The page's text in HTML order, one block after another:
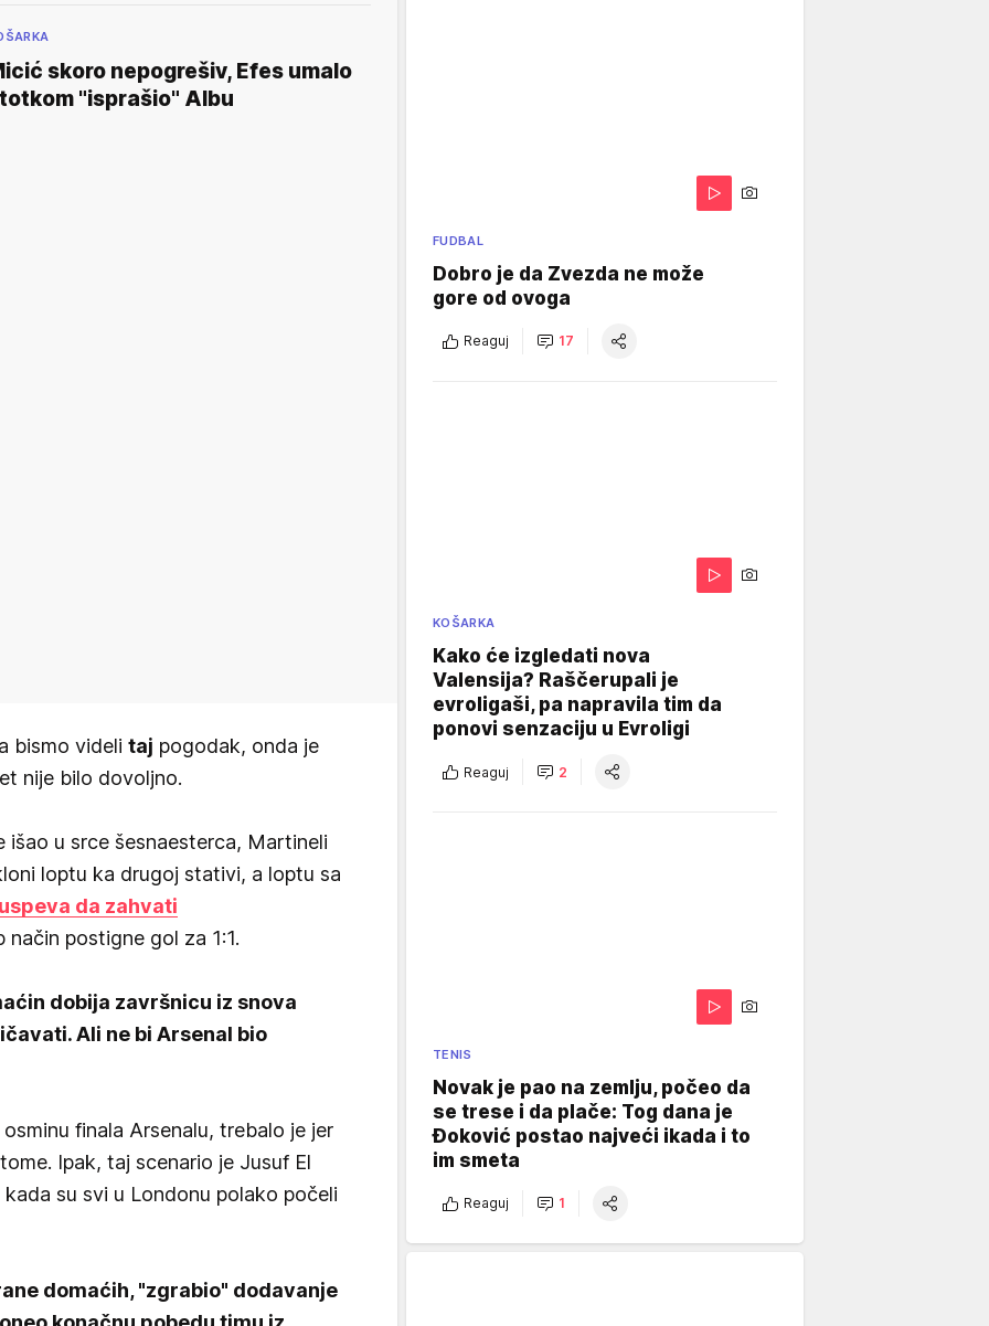
skoro nepogrešiv, Efes umalo
"isprašio" Albu
bismo videli taj pogodak, onda je
nije bilo dovoljno.
išao u srce šesnaesterca, Martineli
loptu ka drugoj stativi, a loptu sa
da zahvati
način postigne gol za 1:1.
dobija završnicu iz snova
Ali ne bi Arsenal bio
finala Arsenalu, trebalo je jer
Ipak, taj scenario je Jusuf El
su svi u Londonu polako počeli
domaćih, "zgrabio" dodavanje
FUDBAL
Dobro je da Zvezda ne može
gore od ovoga
Reaguj 17
KOŠARKA
Kako će izgledati nova
Valensija? Raščerupali je
evroligaši, pa napravila tim da
ponovi senzaciju u Evroligi
Reaguj 2
TENIS
Novak je pao na zemlju, počeo da
se trese i da plače: Tog dana je
Đoković postao najveći ikada i to
im smeta
Reaguj 1